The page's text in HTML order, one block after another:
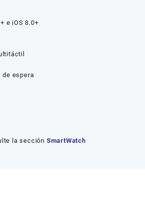
e iOS 8.0+
de espera
la sección SmartWatch